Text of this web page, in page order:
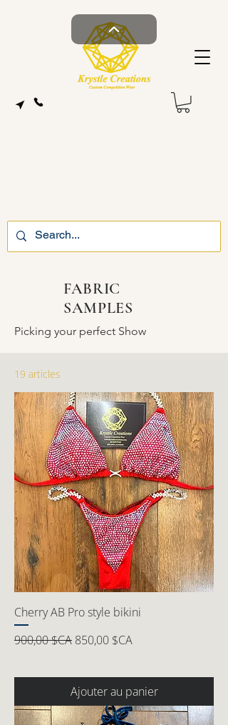
FABRIC
SAMPLES
Picking your perfect Show
19 articles
Cherry AB Pro style bikini
Prix original
900,00 $CA Prix promotionnel
850,00 $CA
Ajouter au panier